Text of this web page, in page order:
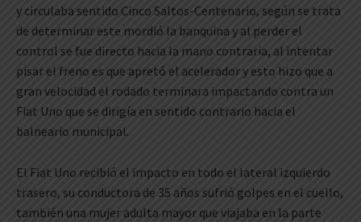
y circulaba sentido Cinco Saltos-Centenario, según se trata
de determinar este mordió la banquina y al perder el
control se fue directo hacia la mano contraria, al intentar
pisar el freno es que apretó el acelerador y esto hizo que a
gran velocidad el rodado terminara impactando contra un
Fiat Uno que se dirigía en sentido contrario hacia el
balneario municipal.
El Fiat Uno recibió el impacto en todo el lateral izquierdo
trasero, su conductora de 35 años sufrió golpes en el cuello,
también una mujer adulta mayor que viajaba en la parte